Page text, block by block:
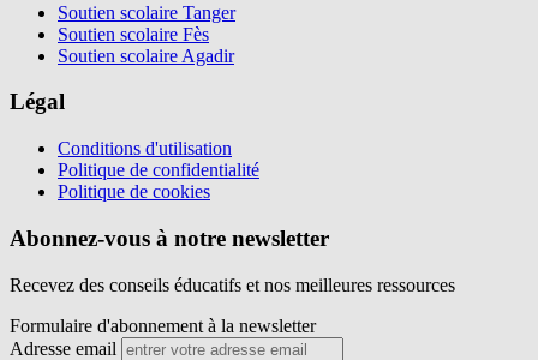
Soutien scolaire Tanger
Soutien scolaire Fès
Soutien scolaire Agadir
Légal
Conditions d'utilisation
Politique de confidentialité
Politique de cookies
Abonnez-vous à notre newsletter
Recevez des conseils éducatifs et nos meilleures ressources
Formulaire d'abonnement à la newsletter
Adresse email